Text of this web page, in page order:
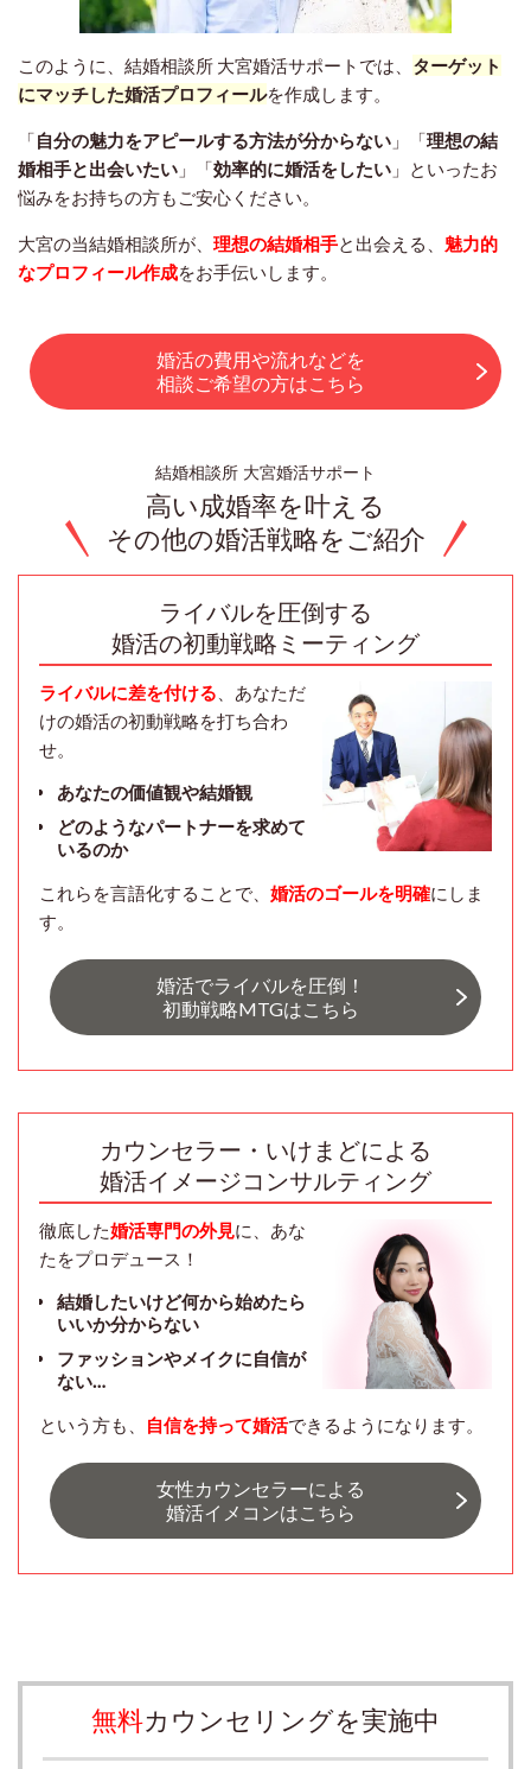
このように、結婚相談所 大宮婚活サポートでは、 ターゲット
にマッチした婚活プロフィールを作成します。
「自分の魅力をアピールする方法が分からない 」「理想の結
婚相手と出会いたい 」「効率的に婚活をしたい 」といったお
悩みをお持ちの方もご安心ください。
大宮の当結婚相談所が、 理想の結婚相手と出会える、 魅力的
なプロフィール作成をお手伝いします。
婚活の費用や流れなどを
相談ご希望の方はこちら
結婚相談所 大宮婚活サポート
高い成婚率を叶える
その他の婚活戦略をご紹介
ライバルを圧倒する
婚活の初動戦略ミーティング
ライバルに差を付ける 、あなただ
けの婚活の初動戦略を打ち合わ
せ。
あなたの価値観や結婚観
どのようなパートナーを求めて
いるのか
これらを言語化することで、 婚活のゴールを明確にしま
す。
婚活でライバルを圧倒！
初動戦略MTGはこちら
カウンセラー・いけまどによる
婚活イメージコンサルティング
徹底した婚活専門の外見 に、あな
たをプロデュース！
結婚したいけど何から始めたら
いいか分からない
ファッションやメイクに自信が
ない…
という方も、 自信を持って婚活できるようになります。
女性カウンセラーによる
婚活イメコンはこちら
無料カウンセリングを実施中